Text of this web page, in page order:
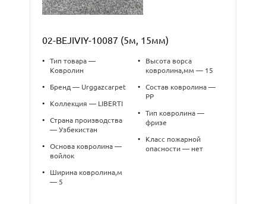
02-BEJIVIY-10087 (5м, 15мм)
•
Тип товара —
Ковролин
• Бренд — Urggazcarpet
• Коллекция — LIBERTI
•
Страна производства
— Узбекистан
•
Основа ковролина —
войлок
•
Ширина ковролина,м
— 5
•
Высота ворса
ковролина,мм — 15
•
Состав ковролина —
PP
•
Тип ковролина —
фризе
•
Класс пожарной
опасности — нет